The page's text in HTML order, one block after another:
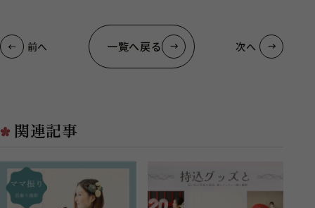
前へ 一覧へ戻る 次へ
関連記事